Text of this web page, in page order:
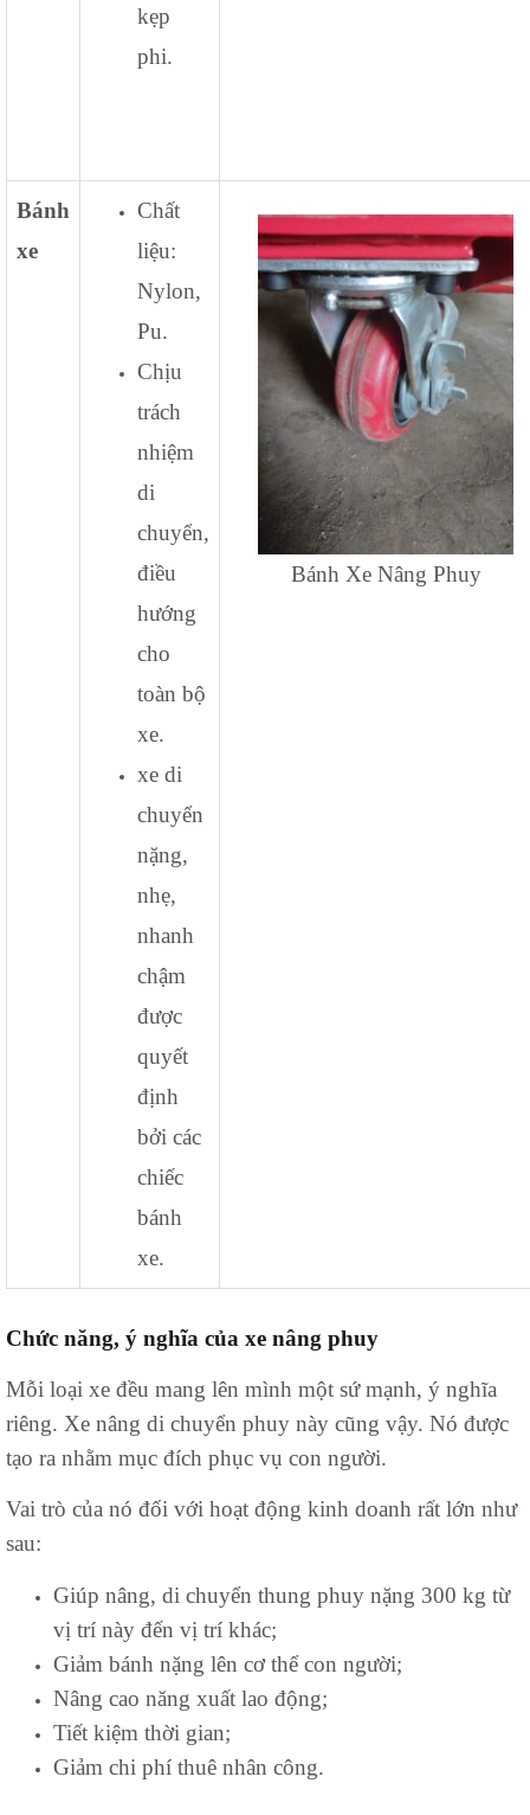
kẹp
phi.
Bánh
xe
Chất
liệu:
Nylon,
Pu.
Chịu
trách
nhiệm
di
chuyển,
điều
hướng
cho
toàn bộ
xe.
xe di
chuyển
nặng,
nhẹ,
nhanh
chậm
được
quyết
định
bởi các
chiếc
bánh
xe.
Bánh Xe Nâng Phuy
Chức năng, ý nghĩa của xe nâng phuy
Mỗi loại xe đều mang lên mình một sứ mạnh, ý nghĩa
riêng. Xe nâng di chuyển phuy này cũng vậy. Nó được
tạo ra nhằm mục đích phục vụ con người.
Vai trò của nó đối với hoạt động kinh doanh rất lớn như
sau:
Giúp nâng, di chuyển thung phuy nặng 300 kg từ
vị trí này đến vị trí khác;
Giảm bánh nặng lên cơ thể con người;
Nâng cao năng xuất lao động;
Tiết kiệm thời gian;
Giảm chi phí thuê nhân công.